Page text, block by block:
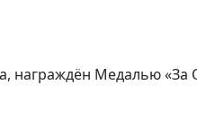
награждён Медалью